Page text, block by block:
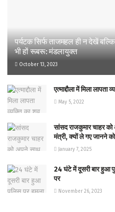
पर्यटक सिर्फ ताजमहल ही न देखें
भी हों रूबरू: मंडलायुक्त
October 13, 2023
एत्माद्दौला में मिला
May 5, 2022
सांसद राजकुमार चाहर को
मंत्री, क्यों ले गए जानने
January 7, 2025
24 घंटे में दूसरी बार हुआ
पर
November 26, 2023